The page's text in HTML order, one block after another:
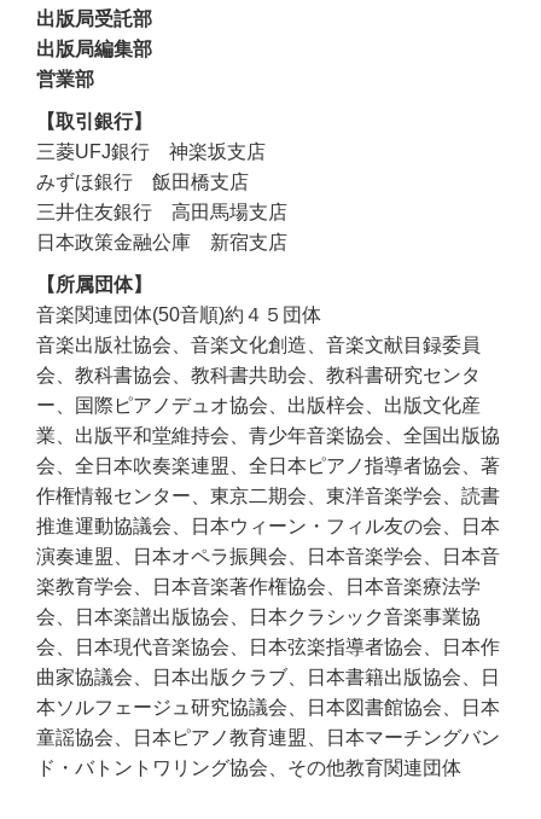
出版局受託部
出版局編集部
営業部
取引銀行
三菱UFJ銀行 神楽坂支店
みずほ銀行 飯田橋支店
三井住友銀行 高田馬場支店
日本政策金融公庫 新宿支店
所属団体
音楽関連団体(50音順)約４５団体
音楽出版社協会、音楽文化創造、音楽文献目録委員
会、教科書協会、教科書共助会、教科書研究センタ
ー、国際ピアノデュオ協会、出版梓会、出版文化産
業、出版平和堂維持会、青少年音楽協会、全国出版協
会、全日本吹奏楽連盟、全日本ピアノ指導者協会、著
作権情報センター、東京二期会、東洋音楽学会、読書
推進運動協議会、日本ウィーン・フィル友の会、日本
演奏連盟、日本オペラ振興会、日本音楽学会、日本音
楽教育学会、日本音楽著作権協会、日本音楽療法学
会、日本楽譜出版協会、日本クラシック音楽事業協
会、日本現代音楽協会、日本弦楽指導者協会、日本作
曲家協議会、日本出版クラブ、日本書籍出版協会、日
本ソルフェージュ研究協議会、日本図書館協会、日本
童謡協会、日本ピアノ教育連盟、日本マーチングバン
ド・バトントワリング協会、その他教育関連団体